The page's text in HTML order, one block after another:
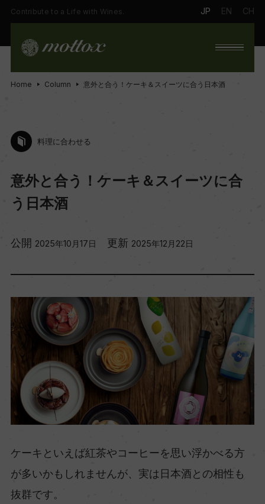
Contribute to a Life with Wines. JP EN CH
Home Column 意外と合う！ケーキ＆スイーツに合う日本酒
料理に合わせる
意外と合う！ケーキ＆スイーツに合
う日本酒
公開 2025年10月17日 更新 2025年12月22日
ケーキといえば紅茶やコーヒーを思い浮かべる方
が多いかもしれませんが、実は日本酒との相性も
抜群です。